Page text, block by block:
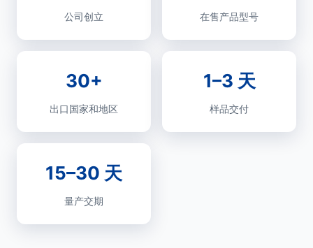
公司创立 在售产品型号
30+
出口国家和地区
1–3 天
样品交付
15–30 天
量产交期